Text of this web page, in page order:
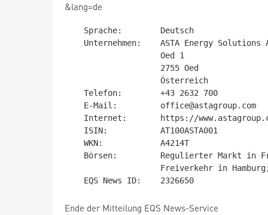
&lang=de
Ende der Mitteilung EQS News-Service